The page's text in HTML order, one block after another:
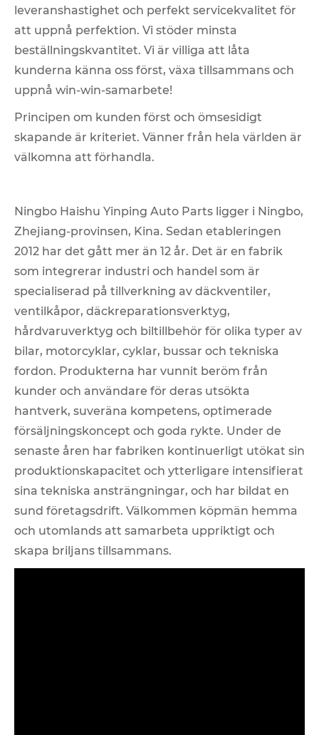
leveranshastighet och perfekt servicekvalitet för
att uppnå perfektion. Vi stöder minsta
beställningskvantitet. Vi är villiga att låta
kunderna känna oss först, växa tillsammans och
uppnå win-win-samarbete!
Principen om kunden först och ömsesidigt
skapande är kriteriet. Vänner från hela världen är
välkomna att förhandla.
Ningbo Haishu Yinping Auto Parts ligger i Ningbo,
Zhejiang-provinsen, Kina. Sedan etableringen
2012 har det gått mer än 12 år. Det är en fabrik
som integrerar industri och handel som är
specialiserad på tillverkning av däckventiler,
ventilkåpor, däckreparationsverktyg,
hårdvaruverktyg och biltillbehör för olika typer av
bilar, motorcyklar, cyklar, bussar och tekniska
fordon. Produkterna har vunnit beröm från
kunder och användare för deras utsökta
hantverk, suveräna kompetens, optimerade
försäljningskoncept och goda rykte. Under de
senaste åren har fabriken kontinuerligt utökat sin
produktionskapacitet och ytterligare intensifierat
sina tekniska ansträngningar, och har bildat en
sund företagsdrift. Välkommen köpmän hemma
och utomlands att samarbeta uppriktigt och
skapa briljans tillsammans.